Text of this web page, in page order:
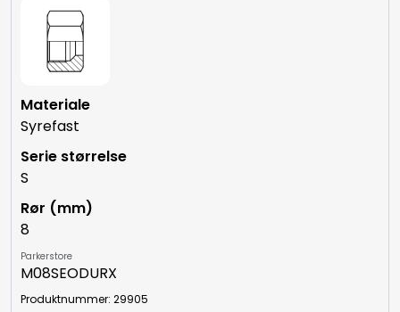
Syrefast
S
8
Parkerstore
M08SEODURX
Produktnummer: 29905